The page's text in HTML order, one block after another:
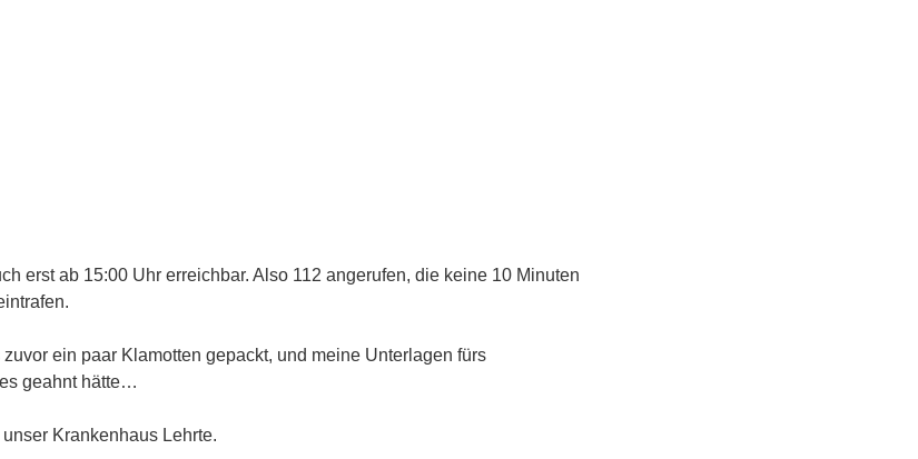
erst ab 15:00 Uhr erreichbar. Also 112 angerufen, die keine 10 Minuten
ein paar Klamotten gepackt, und meine Unterlagen fürs
geahnt hätte…
Krankenhaus Lehrte.